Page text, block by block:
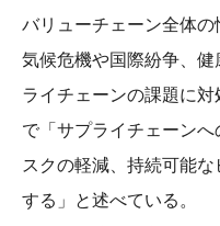
バリューチェーン全体
気候危機や国際紛争、
ライチェーンの課題に
で「サプライチェーン
スクの軽減、持続可能
する」と述べている。